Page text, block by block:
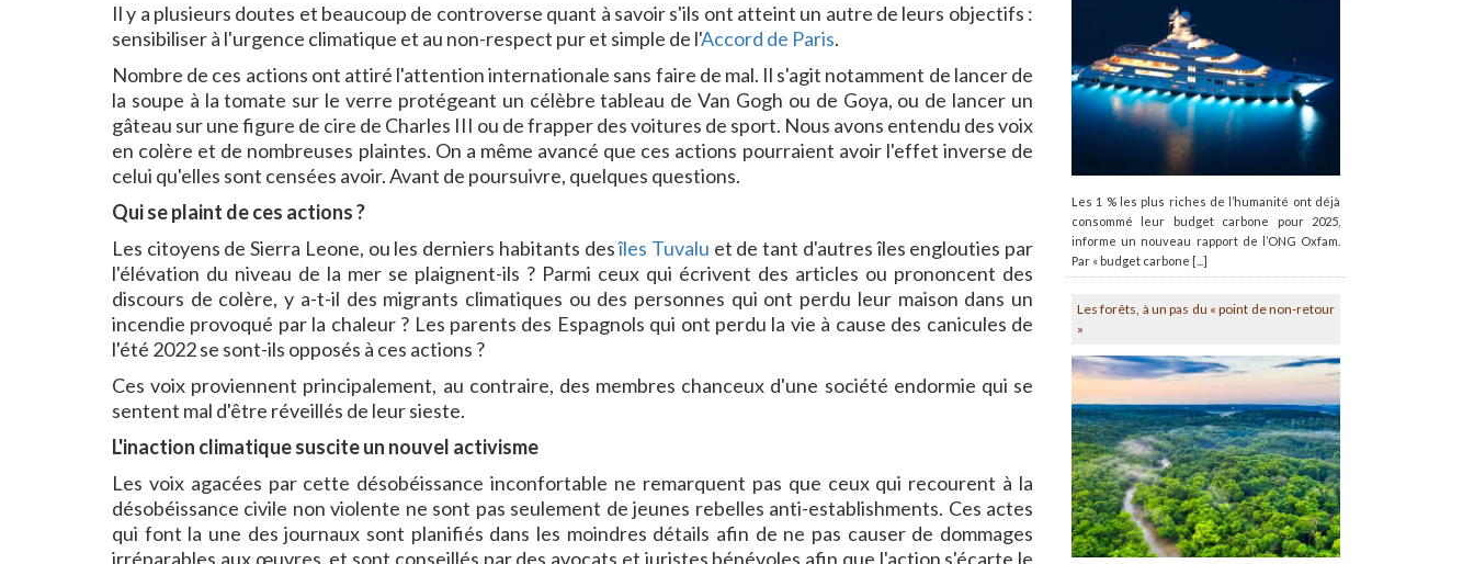
Il y a plusieurs doutes et beaucoup de controverse quant à savoir s'ils ont atteint un autre de leurs objectifs :
sensibiliser à l'urgence climatique et au non-respect pur et simple de l'Accord de Paris.
Nombre de ces actions ont attiré l'attention internationale sans faire de mal. Il s'agit notamment de lancer de
la soupe à la tomate sur le verre protégeant un célèbre tableau de Van Gogh ou de Goya, ou de lancer un
gâteau sur une figure de cire de Charles III ou de frapper des voitures de sport. Nous avons entendu des voix
en colère et de nombreuses plaintes. On a même avancé que ces actions pourraient avoir l'effet inverse de
celui qu'elles sont censées avoir. Avant de poursuivre, quelques questions.
Qui se plaint de ces actions ?
Les citoyens de Sierra Leone, ou les derniers habitants desîles Tuvalu et de tant d'autres îles englouties par
l'élévation du niveau de la mer se plaignent-ils ? Parmi ceux qui écrivent des articles ou prononcent des
discours de colère, y a-t-il des migrants climatiques ou des personnes qui ont perdu leur maison dans un
incendie provoqué par la chaleur ? Les parents des Espagnols qui ont perdu la vie à cause des canicules de
l'été 2022 se sont-ils opposés à ces actions ?
Ces voix proviennent principalement, au contraire, des membres chanceux d'une société endormie qui se
sentent mal d'être réveillés de leur sieste.
L'inaction climatique suscite un nouvel activisme
Les voix agacées par cette désobéissance inconfortable ne remarquent pas que ceux qui recourent à la
désobéissance civile non violente ne sont pas seulement de jeunes rebelles anti-establishments. Ces actes
qui font la une des journaux sont planifiés dans les moindres détails afin de ne pas causer de dommages
irréparables aux œuvres, et sont conseillés par des avocats et juristes bénévoles afin que l'action s'écarte le
Les 1 % les plus riches de l’humanité ont déjà
consommé leur budget carbone pour 2025,
informe un nouveau rapport de l’ONG Oxfam.
Par « budget carbone [...]
Les forêts, à un pas du « point de non-retour
»